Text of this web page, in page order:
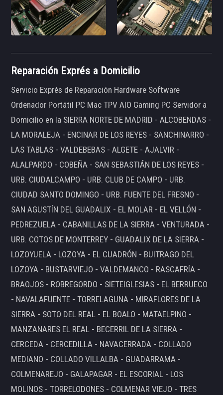
Reparación Exprés a Domicilio
Servicio Exprés de Reparación Hardware Software
Ordenador Portátil PC Mac TPV AIO Gaming PC Servidor a
Domicilio en la SIERRA NORTE DE MADRID - ALCOBENDAS -
LA MORALEJA - ENCINAR DE LOS REYES - SANCHINARRO -
LAS TABLAS - VALDEBEBAS - ALGETE - AJALVIR -
ALALPARDO - COBEÑA - SAN SEBASTIÁN DE LOS REYES -
URB. CIUDALCAMPO - URB. CLUB DE CAMPO - URB.
CIUDAD SANTO DOMINGO - URB. FUENTE DEL FRESNO -
SAN AGUSTÍN DEL GUADALIX - EL MOLAR - EL VELLÓN -
PEDREZUELA - CABANILLAS DE LA SIERRA - VENTURADA -
URB. COTOS DE MONTERREY - GUADALIX DE LA SIERRA -
LOZOYUELA - LOZOYA - EL CUADRÓN - BUITRAGO DEL
LOZOYA - BUSTARVIEJO - VALDEMANCO - RASCAFRÍA -
BRAOJOS - ROBREGORDO - SIETEIGLESIAS - EL BERRUECO
- NAVALAFUENTE - TORRELAGUNA - MIRAFLORES DE LA
SIERRA - SOTO DEL REAL - EL BOALO - MATAELPINO -
MANZANARES EL REAL - BECERRIL DE LA SIERRA -
CERCEDA - CERCEDILLA - NAVACERRADA - COLLADO
MEDIANO - COLLADO VILLALBA - GUADARRAMA -
COLMENAREJO - GALAPAGAR - EL ESCORIAL - LOS
MOLINOS - TORRELODONES - COLMENAR VIEJO - TRES